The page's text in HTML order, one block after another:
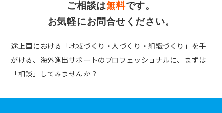
ご相談は無料です。
お気軽にお問合せください。
途上国における「地域づくり・人づくり・組織づくり」を手
がける、 海外進出サポートのプロフェッショナルに、まずは
「相談」してみませんか？